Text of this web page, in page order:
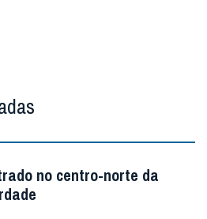
no centro-norte da